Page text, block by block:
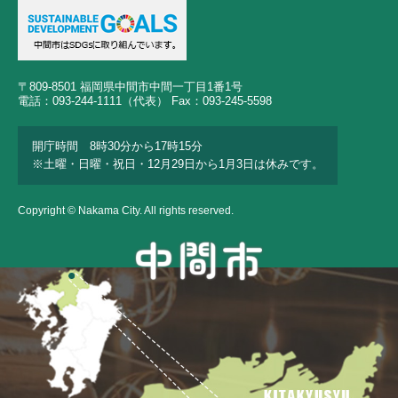
〒809-8501 福岡県中間市中間一丁目1番1号
電話：093-244-1111（代表） Fax：093-245-5598
開庁時間 8時30分から17時15分
※土曜・日曜・祝日・12月29日から1月3日は休みです。
Copyright © Nakama City. All rights reserved.